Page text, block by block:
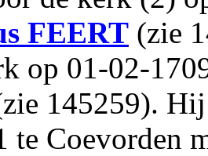
FEERT (zie
op 01-02-
145259).
te Coevorden